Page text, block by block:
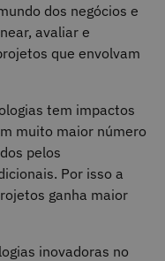
dos negócios e
avaliar e
que envolvam
tem impactos
muito maior número
pelos
Por isso a
ganha maior
inovadoras no